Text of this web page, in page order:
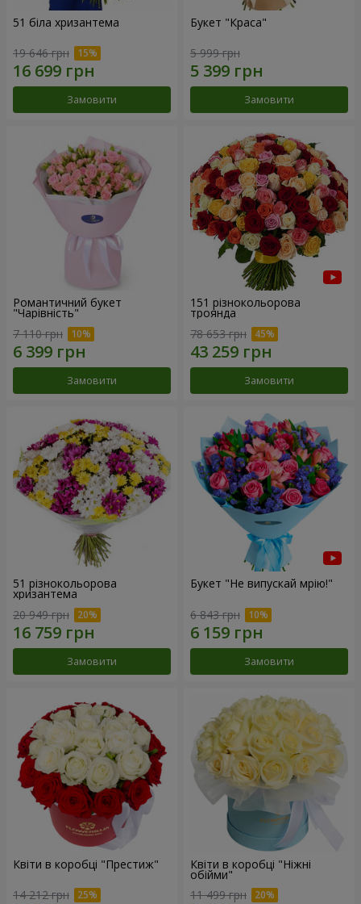
51 біла хризантема
19 646 грн
Замовити
Букет "Краса"
5 999 грн
Замовити
Романтичний букет
"Чарівність"
7 110 грн
Замовити
151 різнокольорова
троянда
78 653 грн
Замовити
51 різнокольорова
хризантема
20 949 грн
Замовити
Букет "Не випускай мрію!"
6 843 грн
Замовити
Квіти в коробці "Престиж"
14 212 грн
Квіти в коробці "Ніжні
обійми"
11 499 грн